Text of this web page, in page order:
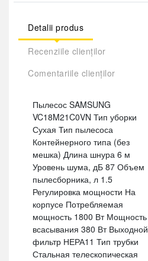
Detalii produs
Recenziile clienților
Comentariile clienților
Пылесос SAMSUNG
VC18M21C0VN Тип уборки
Сухая Тип пылесоса
Контейнерного типа (без
мешка) Длина шнура 6 м
Уровень шума, дБ 87 Объем
пылесборника, л 1.5
Регулировка мощности На
корпусе Потребляемая
мощность 1800 Вт Мощность
всасывания 380 Вт Выходной
фильтр НЕРА11 Тип трубки
Стальная телескопическая